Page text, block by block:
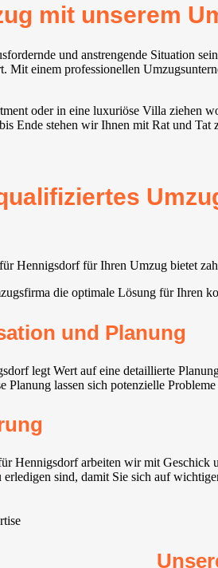
mit unserem
und anstrengende Situation
Mit einem professionellen
oder in eine luxuriöse Villa ziehen
Ende stehen wir Ihnen mit Rat und
Hennigsdorf für Ihren Umzug bietet
die optimale Lösung für Ihren
und Planung
legt Wert auf eine detaillierte
Planung lassen sich potenzielle
Hennigsdorf arbeiten wir mit Geschick
sind, damit Sie sich auf